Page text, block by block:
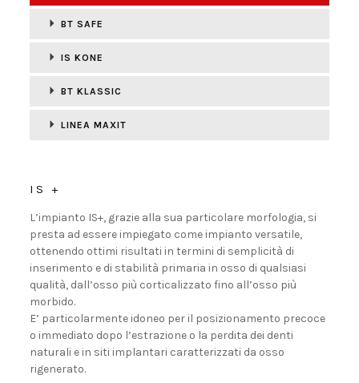
BT SAFE
IS KONE
BT KLASSIC
LINEA MAXIT
IS +
L’impianto IS+, grazie alla sua particolare morfologia, si
presta ad essere impiegato come impianto versatile,
ottenendo ottimi risultati in termini di semplicità di
inserimento e di stabilità primaria in osso di qualsiasi
qualità, dall’osso più corticalizzato fino all’osso più
morbido.
E’ particolarmente idoneo per il posizionamento precoce
o immediato dopo l’estrazione o la perdita dei denti
naturali e in siti implantari caratterizzati da osso
rigenerato.